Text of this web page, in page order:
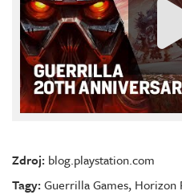
Zdroj: blog.playstation.com
Tagy:Guerrilla Games, Horizon